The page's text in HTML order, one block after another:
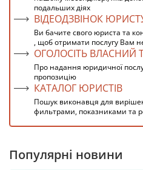
подальших діях
ВІДЕОДЗВІНОК
Ви бачите свого юриста та
, щоб отримати послугу Вам
ОГОЛОСІТЬ ВЛАСНИЙ
Про надання юридичної
пропозицію
КАТАЛОГ ЮРИСТІВ
Пошук виконавця для
фильтрами, показниками та
Популярні новини